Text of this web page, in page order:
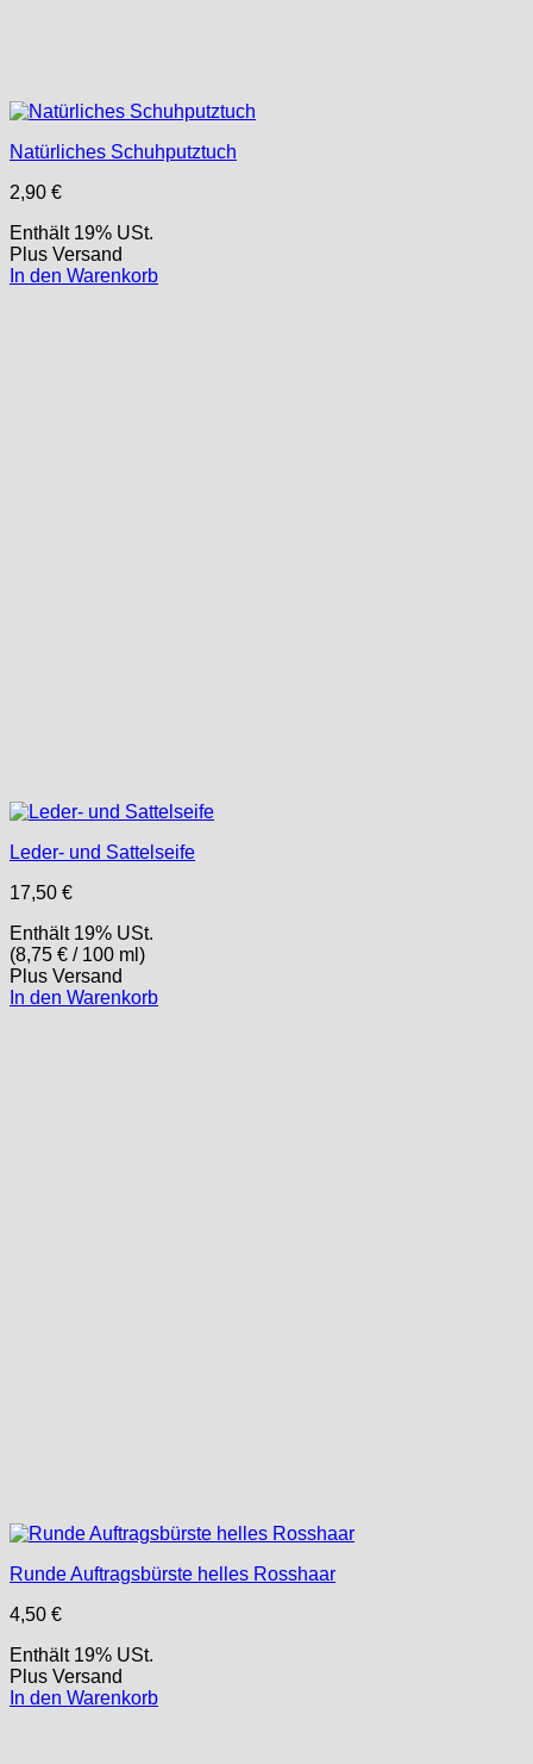
Natürliches Schuhputztuch
2,90 €
Enthält 19% USt.
Plus Versand
In den Warenkorb
Leder- und Sattelseife
17,50 €
Enthält 19% USt.
(8,75 € / 100 ml)
Plus Versand
In den Warenkorb
Runde Auftragsbürste helles Rosshaar
4,50 €
Enthält 19% USt.
Plus Versand
In den Warenkorb